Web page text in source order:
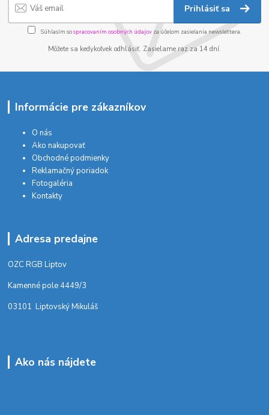
Prihlásiť sa
Súhlasím sospracovaním osobných údajov za účelom zasielania newslettera.
Môžete sa kedykoľvek odhlásiť. Zasielame raz za 14 dní.
Informácie pre zákazníkov
O nás
Ako nakupovať
Obchodné podmienky
Reklamačný poriadok
Fotogaléria
Kontakty
Adresa predajne
OZC RGB Liptov
Kamenné pole 4449/3
03101 Liptovský Mikuláš
Ako nás nájdete